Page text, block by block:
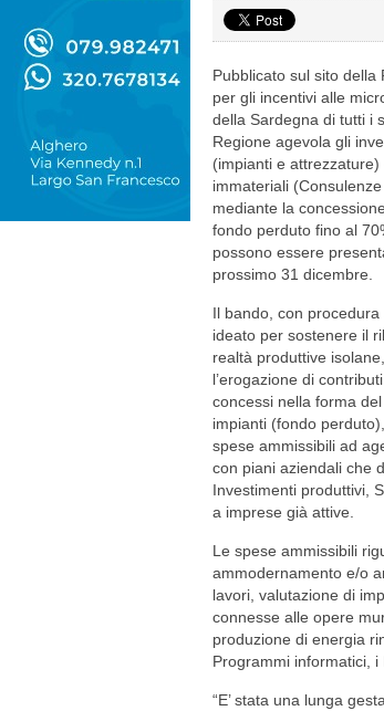
Pubblicato sul sito della
per gli incentivi alle
della Sardegna di tutti i
Regione agevola gli
(impianti e
immateriali
mediante la
fondo perduto fino al
possono essere
prossimo 31 dicembre.
Il bando, con procedura
ideato per sostenere il
realtà produttive
l’erogazione di
concessi nella forma
impianti (fondo
spese ammissibili ad
con piani aziendali che
Investimenti produttivi,
a imprese già attive.
Le spese ammissibili
ammodernamento e/o
lavori, valutazione di
connesse alle opere
produzione di energia
Programmi informatici,
“E’ stata una lunga